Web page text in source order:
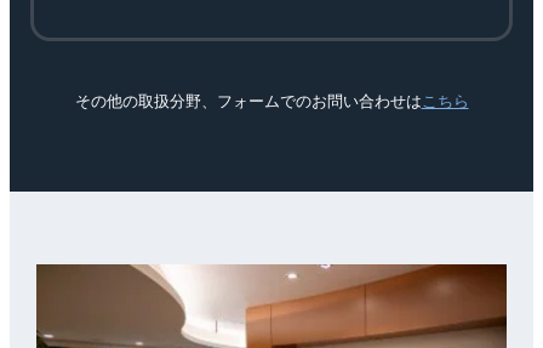
その他の取扱分野、フォームでのお問い合わせは こちら